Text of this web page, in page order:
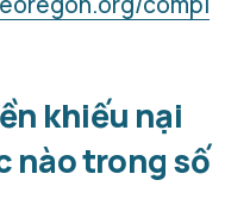
khiếu nại
nào trong số